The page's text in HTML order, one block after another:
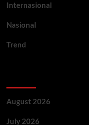
Internasional
Nasional
Trend
August 2026
July 2026